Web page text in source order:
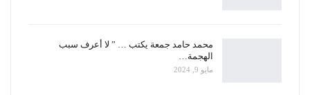
محمد حامد جمعة يكتب … ” لا أعرف سبب
الهجمة…
مايو 9, 2024